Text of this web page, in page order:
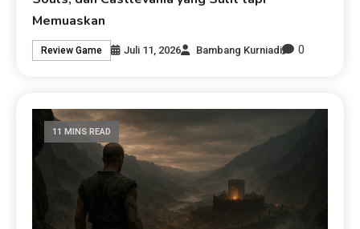
Memuaskan
Review Game Juli 11, 2026 Bambang Kurniadi 0
11 MINS READ